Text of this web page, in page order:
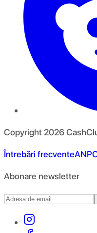
Copyright 2026
Întrebări frecvente
Abonare newsletter